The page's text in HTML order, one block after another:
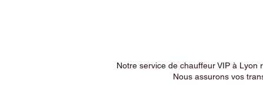
Notre service de chauffeur VIP à
Nous assurons vos